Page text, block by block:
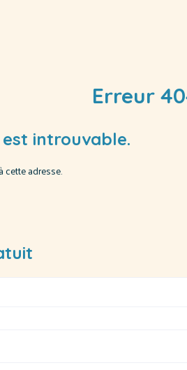
Erreur
introuvable.
cette adresse.